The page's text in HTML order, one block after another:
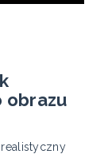
obrazu
realistyczny